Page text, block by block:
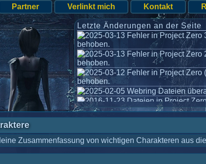
Partner Verlinkt mich Kontakt
Letzte Änderungen an der Seite
Fehler in Project Zero
behoben.
Fehler in Project Zero
behoben.
Fehler in Project Zero
behoben.
Webring Dateien
Dateien in Project
und Project Zero 3 aktualisiert.
Updateverlauf
Zusammenfassung von wichtigen Charakteren aus